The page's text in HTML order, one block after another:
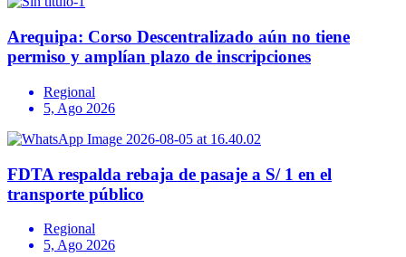
Arequipa: Corso Descentralizado aún no tiene
permiso y amplían plazo de inscripciones
Regional
5, Ago 2026
FDTA respalda rebaja de pasaje a S/ 1 en el
transporte público
Regional
5, Ago 2026